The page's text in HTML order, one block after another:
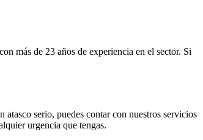
más de 23 años de experiencia en el sector. Si
atasco serio, puedes contar con nuestros servicios
urgencia que tengas.